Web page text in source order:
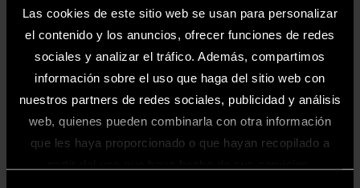
Las cookies de este sitio web se usan para personalizar
el contenido y los anuncios, ofrecer funciones de redes
sociales y analizar el tráfico. Además, compartimos
información sobre el uso que haga del sitio web con
nuestros partners de redes sociales, publicidad y análisis
web, quienes pueden combinarla con otra información
que les haya proporcionado o que hayan recopilado a